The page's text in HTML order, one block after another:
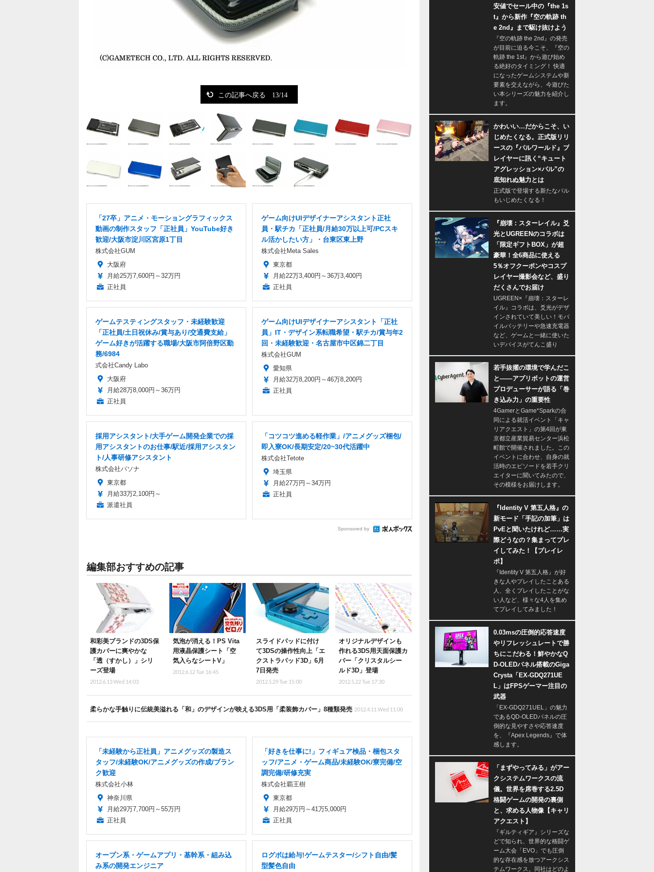
この記事へ戻る 13/14
「27卒」アニメ・モーショングラフィックス
動画の制作スタッフ「正社員」YouTube好き
歓迎/大阪市淀川区宮原1丁目
株式会社GUM
大阪府
月給25万7,600円～32万円
正社員
ゲーム向けUIデザイナーアシスタント正社
員・駅チカ「正社員/月給30万以上可/PCスキ
ル活かしたい方」・台東区東上野
株式会社Meta Sales
東京都
月給22万3,400円～36万3,400円
正社員
ゲームテスティングスタッフ・未経験歓迎
「正社員/土日祝休み/賞与あり/交通費支給」
ゲーム好きが活躍する職場/大阪市阿倍野区勤
務/6984
式会社Candy Labo
大阪府
月給28万8,000円～36万円
正社員
ゲーム向けUIデザイナーアシスタント「正社
員」IT・デザイン系転職希望・駅チカ/賞与年2
回・未経験歓迎・名古屋市中区錦二丁目
株式会社GUM
愛知県
月給32万8,200円～46万8,200円
正社員
採用アシスタント/大手ゲーム開発企業での採
用アシスタントのお仕事/駅近/採用アシスタン
ト/人事研修アシスタント
株式会社パソナ
東京都
月給33万2,100円～
派遣社員
「コツコツ進める軽作業」/アニメグッズ梱包/
即入寮OK/長期安定/20~30代活躍中
株式会社Tetote
埼玉県
月給27万円～34万円
正社員
Sponsored by
編集部おすすめの記事
和彩美ブランドの3DS保
護カバーに爽やかな
「透（すかし）」シリ
ーズ登場
2012.6.13 Wed 14:03
気泡が消える！PS Vita
用液晶保護シート「空
気入らなシートV」
2012.6.12 Tue 16:45
スライドパッドに付け
て3DSの操作性向上「エ
クストラパッド3D」6月
7日発売
2012.5.29 Tue 15:00
オリジナルデザインも
作れる3DS用天面保護カ
バー「クリスタルシー
ルド3D」登場
2012.5.22 Tue 17:30
柔らかな手触りに伝統美溢れる「和」のデザインが映える3DS用「柔装飾カバー」8種類発売 2012.4.11 Wed 11:00
「未経験から正社員」アニメグッズの製造ス
タッフ/未経験OK/アニメグッズの作成/ブラン
ク歓迎
株式会社小林
神奈川県
月給29万7,700円～55万円
正社員
「好きを仕事に!」フィギュア検品・梱包スタ
ッフ/アニメ・ゲーム商品/未経験OK/寮完備/空
調完備/研修充実
株式会社覇王樹
東京都
月給29万円～41万5,000円
正社員
オープン系・ゲームアプリ・基幹系・組み込
み系の開発エンジニア
ログボは給与!ゲームテスター/シフト自由/髪
型髪色自由
安値でセール中の『the 1s
t』から新作『空の軌跡 th
e 2nd』まで駆け抜けよう
『空の軌跡 the 2nd』の発売
が目前に迫る今こそ、『空の
軌跡 the 1st』から遊び始め
る絶好のタイミング！ 快適
になったゲームシステムや新
要素を交えながら、今遊びた
い本シリーズの魅力を紹介し
ます。
かわいい…だからこそ、い
じめたくなる。正式版リリ
ースの『パルワールド』プ
レイヤーに訊く“キュート
アグレッション×パル”の
底知れぬ魅力とは
正式版で登場する新たなパル
もいじめたくなる！
『崩壊：スターレイル』爻
光とUGREENのコラボは
「限定ギフトBOX」が超
豪華！全6商品に使える
5％オフクーポンやコスプ
レイヤー撮影会など、盛り
だくさんでお届け
UGREEN×『崩壊：スターレ
イル』コラボは、爻光がデザ
インされていて美しい！モバ
イルバッテリーや急速充電器
など、ゲームと一緒に使いた
いデバイスがてんこ盛り
若手抜擢の環境で学んだこ
と――アプリボットの運営
プロデューサーが語る「巻
き込み力」の重要性
4GamerとGame*Sparkの合
同による就活イベント「キャ
リアクエスト」の第4回が東
京都立産業貿易センター浜松
町館で開催されました。この
イベントに合わせ、自身の就
活時のエピソードを若手クリ
エイターに聞いてみたので、
その模様をお届けします。
『Identity V 第五人格』の
新モード「手記の加筆」は
PvEと聞いたけれど……実
際どうなの？集まってプレ
イしてみた！【プレイレ
ポ】
『Identity V 第五人格』が好
きな人やプレイしたことある
人、全くプレイしたことがな
い人など、様々な4人を集め
てプレイしてみました！
0.03msの圧倒的応答速度
やリフレッシュレートで勝
ちにこだわる！鮮やかなQ
D-OLEDパネル搭載のGiga
Crysta「EX-GDQ271UE
L」はFPSゲーマー注目の
武器
「EX-GDQ271UEL」の魅力
であるQD-OLEDパネルの圧
倒的な見やすさや応答速度
を、『Apex Legends』で体
感します。
「まずやってみる」がアー
クシステムワークスの流
儀。世界を席巻する2.5D
格闘ゲームの開発の裏側
と、求める人物像【キャリ
アクエスト】
『ギルティギア』シリーズな
どで知られ、世界的な格闘ゲ
ーム大会「EVO」でも圧倒
的な存在感を放つアークシス
テムワークス。同社はどのよ